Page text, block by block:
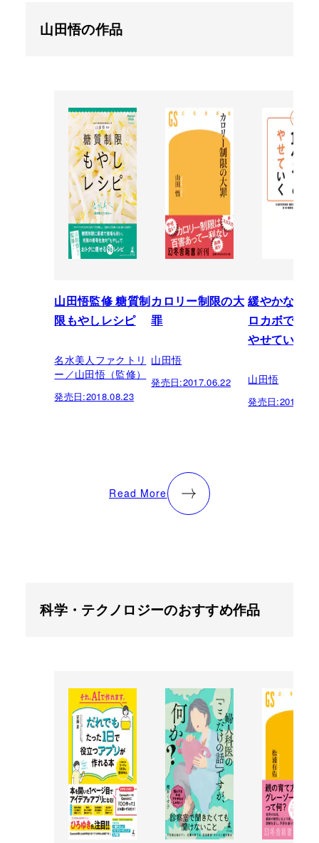
山田悟の作品
山田悟監修 糖質制
限もやしレシピ
名水美人ファクトリ
ー／山田悟（監修）
発売日:2018.08.23
カロリー制限の大
罪
山田悟
発売日:2017.06.22
緩やかな糖
ロカボで食
やせていく
山田悟
発売日:
Read More
科学・テクノロジーのおすすめ作品